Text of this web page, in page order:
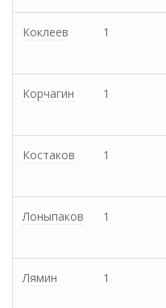
Коклеев 1
Корчагин 1
Костаков 1
Лоныпаков 1
Лямин 1